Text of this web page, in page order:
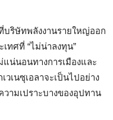
บริษัทพลังงานรายใหญ่ออก
เทศที่ “ไม่น่าลงทุน”
แน่นอนทางการเมืองและ
เนซุเอลาจะเป็นไปอย่าง
ามเปราะบางของอุปทาน